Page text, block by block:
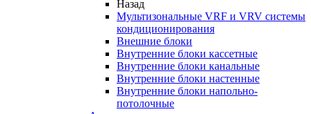
Назад
Мультизональные VRF и VRV системы
кондиционирования
Внешние блоки
Внутренние блоки кассетные
Внутренние блоки канальные
Внутренние блоки настенные
Внутренние блоки напольно-
потолочные